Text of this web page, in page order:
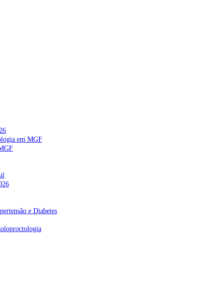
dentistas reforça estabilidade no SNS
reforçada para tratamentos de infertilidade na Madeira
de parentalidade aos médicos
de novo curso de emergência pré-hospitalar
após diagnóstico de demência
ao tribunal, cada gesto conta e cada profissional faz a diferença”
em MGF
e Diabetes